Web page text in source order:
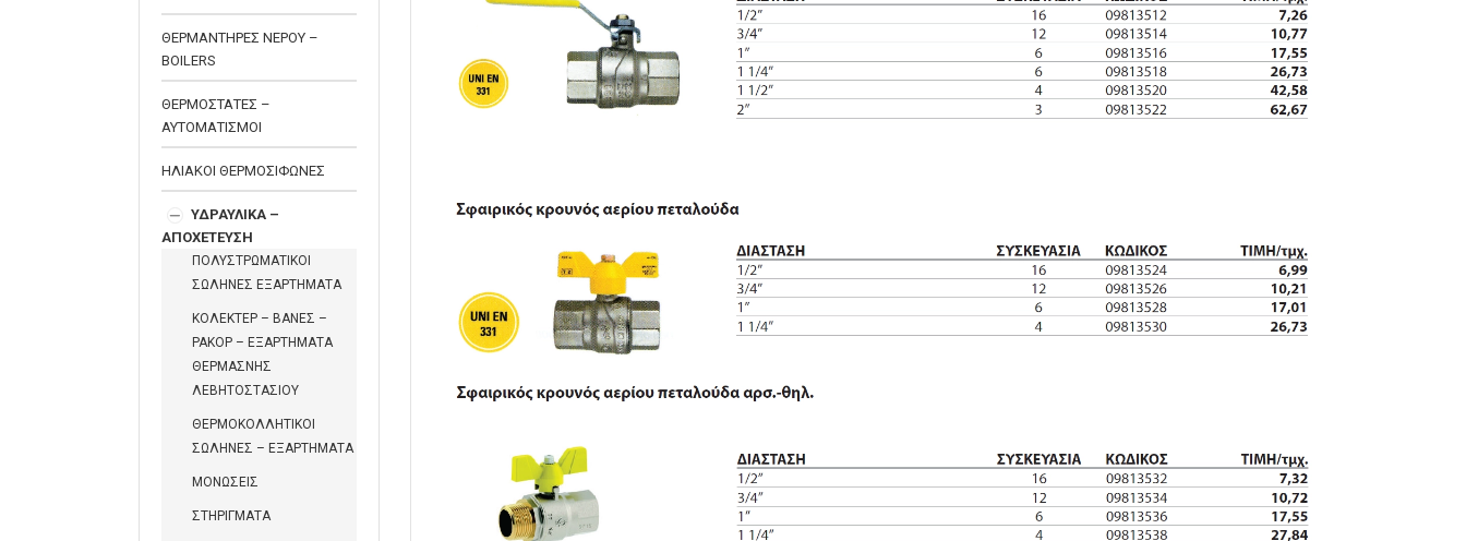
ΘΕΡΜΑΝΤΗΡΕΣ ΝΕΡΟΥ –
BOILERS
ΘΕΡΜΟΣΤΑΤΕΣ –
ΑΥΤΟΜΑΤΙΣΜΟΙ
ΗΛΙΑΚΟΙ ΘΕΡΜΟΣΙΦΩΝΕΣ
ΥΔΡΑΥΛΙΚΑ –
ΑΠΟΧΕΤΕΥΣΗ
ΠΟΛΥΣΤΡΩΜΑΤΙΚΟΙ
ΣΩΛΗΝΕΣ ΕΞΑΡΤΗΜΑΤΑ
ΚΟΛΕΚΤΕΡ – ΒΑΝΕΣ –
ΡΑΚΟΡ – ΕΞΑΡΤΗΜΑΤΑ
ΘΕΡΜΑΣΝΗΣ
ΛΕΒΗΤΟΣΤΑΣΙΟΥ
ΘΕΡΜΟΚΟΛΛΗΤΙΚΟΙ
ΣΩΛΗΝΕΣ – ΕΞΑΡΤΗΜΑΤΑ
ΜΟΝΩΣΕΙΣ
ΣΤΗΡΙΓΜΑΤΑ